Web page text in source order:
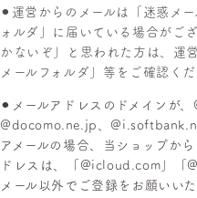
⚫︎運営からのメールは「迷惑メ
ォルダ」に届いている場合がご
かないぞ」と思われた方は、運
メールフォルダ」等をご確認くだ
⚫︎メールアドレスのドメインが、
@docomo.ne.jp、
アメールの場合、当ショップか
ドレスは、「@icloud.com」「
メール以外でご登録をお願いい